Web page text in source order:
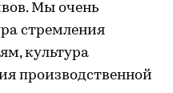
Мы очень
стремления
культура
производственной